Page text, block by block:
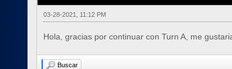
03-28-2021, 11:12 PM
Hola, gracias por continuar con Turn A, me
Buscar